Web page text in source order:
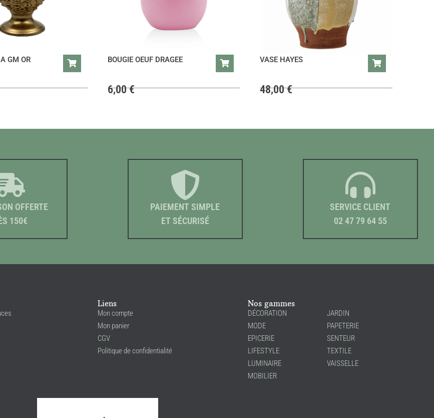
GM OR BOUGIE OEUF DRAGEE
6,00€
VASE HAYES
48,00€
OFFERTE
150€
PAIEMENT SIMPLE
ET SÉCURISÉ
SERVICE CLIENT
02 47 79 64 55
Liens
Mon compte
Mon panier
CGV
Politique de confidentialité
Nos gammes
DÉCORATION
MODE
EPICERIE
LIFESTYLE
LUMINAIRE
MOBILIER
JARDIN
PAPETERIE
SENTEUR
TEXTILE
VAISSELLE